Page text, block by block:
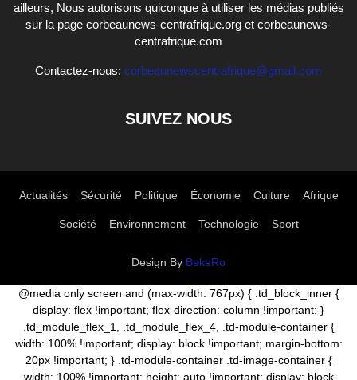
ailleurs, Nous autorisons quiconque à utiliser les médias publiés
sur la page corbeaunews-centrafrique.org et corbeaunews-
centrafrique.com
Contactez-nous: corbeaunewscentrafrique@gmail.com
SUIVEZ NOUS
Actualités Sécurité Politique Économie Culture Afrique
Société Environnement Technologie Sport
Design By BekeRo
@media only screen and (max-width: 767px) { .td_block_inner {
display: flex !important; flex-direction: column !important; }
.td_module_flex_1, .td_module_flex_4, .td-module-container {
width: 100% !important; display: block !important; margin-bottom:
20px !important; } .td-module-container .td-image-container {
width: 100% !important; height: auto !important; display: block